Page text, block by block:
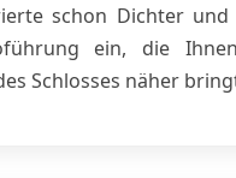
schon Dichter
ein, die
Schlosses näher